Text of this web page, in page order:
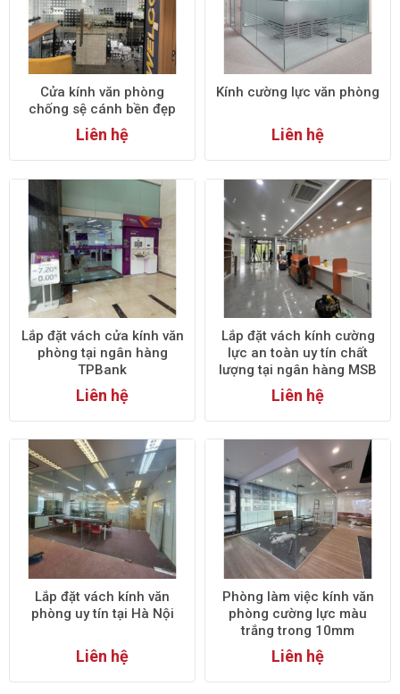
Cửa kính văn phòng
chống sệ cánh bền đẹp
Liên hệ
Kính cường lực văn phòng
Liên hệ
Lắp đặt vách cửa kính văn
phòng tại ngân hàng
TPBank
Liên hệ
Lắp đặt vách kính cường
lực an toàn uy tín chất
lượng tại ngân hàng MSB
Liên hệ
Lắp đặt vách kính văn
phòng uy tín tại Hà Nội
Liên hệ
Phòng làm việc kính văn
phòng cường lực màu
trắng trong 10mm
Liên hệ